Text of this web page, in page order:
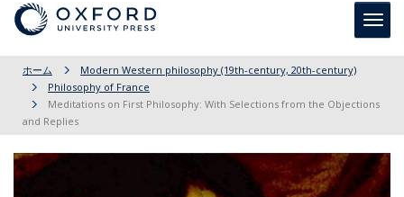
ホーム
Modern Western philosophy (19th-century, 20th-century)
Philosophy of France
Meditations on First Philosophy: With Selections from the Objections
and Replies